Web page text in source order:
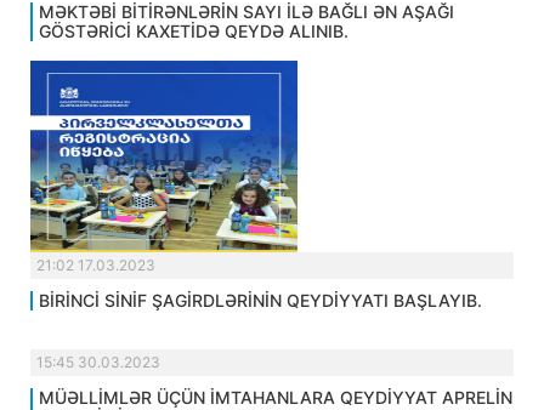
MƏKTƏBİ BİTİRƏNLƏRİN SAYI İLƏ BAĞLI ƏN AŞAĞI
GÖSTƏRİCİ KAXETİDƏ QEYDƏ ALINIB.
21:02 17.03.2023
BİRİNCİ SİNİF ŞAGİRDLƏRİNİN QEYDİYYATI BAŞLAYIB.
15:45 30.03.2023
MÜƏLLİMLƏR ÜÇÜN İMTAHANLARA QEYDİYYAT APRELİN